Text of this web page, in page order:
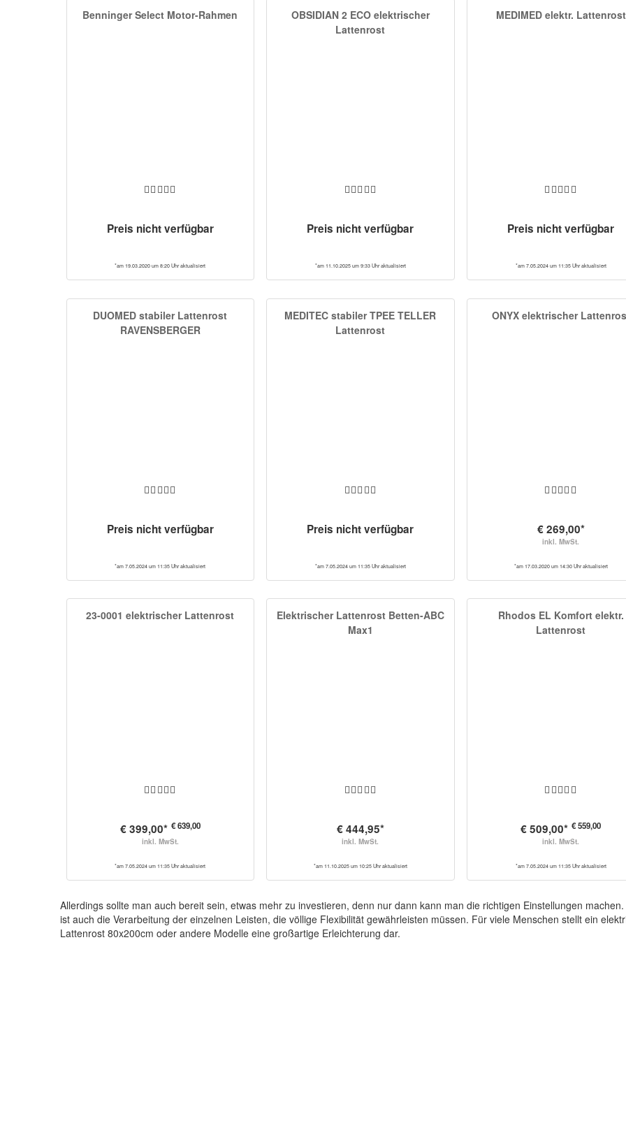
Benninger Select Motor-Rahmen
Preis nicht verfügbar
*am 19.03.2020 um 8:20 Uhr aktualisiert
OBSIDIAN 2 ECO elektrischer
Lattenrost
Preis nicht verfügbar
*am 11.10.2025 um 9:33 Uhr aktualisiert
MEDIMED elektr. Lattenrost
Preis nicht verfügbar
*am 7.05.2024 um 11:35 Uhr aktualisiert
DUOMED stabiler Lattenrost
RAVENSBERGER
Preis nicht verfügbar
*am 7.05.2024 um 11:35 Uhr aktualisiert
MEDITEC stabiler TPEE TELLER
Lattenrost
Preis nicht verfügbar
*am 7.05.2024 um 11:35 Uhr aktualisiert
ONYX elektrischer
€ 269,00*
inkl. MwSt.
*am 17.03.2020 um 14:30 Uhr aktualisiert
23-0001 elektrischer Lattenrost
€ 399,00* € 639,00
inkl. MwSt.
*am 7.05.2024 um 11:35 Uhr aktualisiert
Elektrischer Lattenrost Betten-ABC
Max1
€ 444,95*
inkl. MwSt.
*am 11.10.2025 um 10:25 Uhr aktualisiert
Rhodos EL Komfort elektr.
Lattenrost
€ 509,00* € 559,00
inkl. MwSt.
*am 7.05.2024 um 11:35 Uhr aktualisiert
Allerdings sollte man auch bereit sein, etwas mehr zu investieren, denn nur dann kann man die richtigen Einstellungen
ist auch die Verarbeitung der einzelnen Leisten, die völlige Flexibilität gewährleisten müssen. Für viele Menschen stellt ein
Lattenrost 80x200cm oder andere Modelle eine großartige Erleichterung dar.